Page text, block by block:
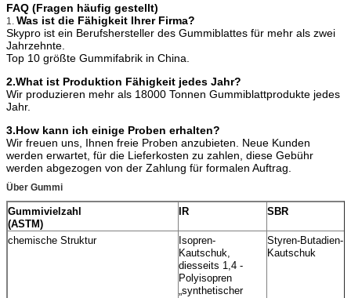
FAQ (Fragen häufig gestellt)
1. Was ist die Fähigkeit Ihrer Firma?
Skypro ist ein Berufshersteller des Gummiblattes für mehr als zwei
Jahrzehnte.
Top 10 größte Gummifabrik in China.
2.What ist Produktion Fähigkeit jedes Jahr?
Wir produzieren mehr als 18000 Tonnen Gummiblattprodukte jedes
Jahr.
3.How kann ich einige Proben erhalten?
Wir freuen uns, Ihnen freie Proben anzubieten. Neue Kunden
werden erwartet, für die Lieferkosten zu zahlen, diese Gebühr
werden abgezogen von der Zahlung für formalen Auftrag.
Über Gummi
Gummivielzahl
(ASTM)
IR SBR
chemische Struktur
Isopren-
Kautschuk,
diesseits 1,4 -
Polyisopren
„synthetischer
Styren-Butadien-
Kautschuk